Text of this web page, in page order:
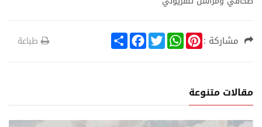
مشاركة : S
h
F
a
k
T
w
W
h
p
P
i
e
s
طباعة
مقالات متنوعة